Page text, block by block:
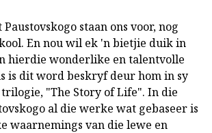
staan ons voor, nog
En nou wil ek 'n bietjie duik in
hierdie wonderlike en talentvolle
is dit word beskryf deur hom in sy
"The Story of Life". In die
al die werke wat gebaseer is
waarnemings van die lewe en